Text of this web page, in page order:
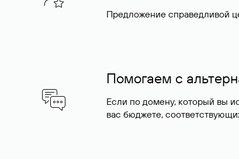
Предложение справедливой
Помогаем с
Если по домену, который вы
вас бюджете,